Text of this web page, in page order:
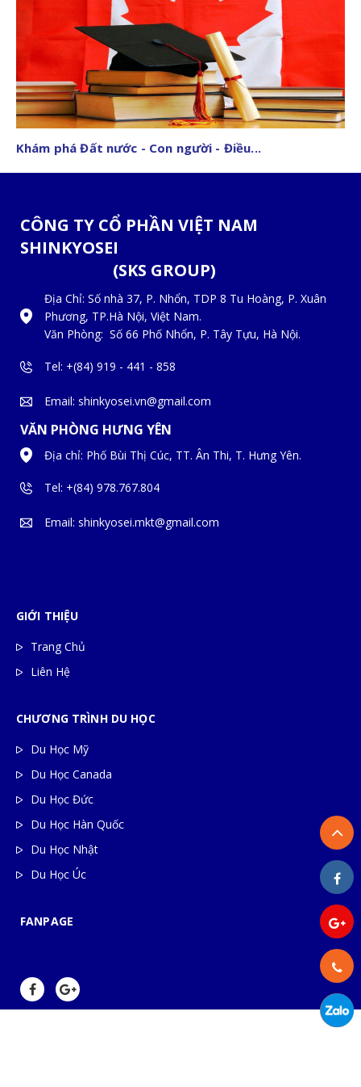
Khám phá Đất nước - Con người - Điều...
CÔNG TY CỔ PHẦN VIỆT NAM
SHINKYOSEI
(SKS GROUP)
Địa Chỉ: Số nhà 37, P. Nhổn, TDP 8 Tu Hoàng, P. Xuân
Phương, TP.Hà Nội, Việt Nam.
Văn Phòng: Số 66 Phố Nhổn, P. Tây Tựu, Hà Nội.
Tel: +(84) 919 - 441 - 858
Email: shinkyosei.vn@gmail.com
VĂN PHÒNG HƯNG YÊN
Địa chỉ: Phố Bùi Thị Cúc, TT. Ân Thi, T. Hưng Yên.
Tel: +(84) 978.767.804
Email: shinkyosei.mkt@gmail.com
GIỚI THIỆU
Trang Chủ
Liên Hệ
CHƯƠNG TRÌNH DU HỌC
Du Học Mỹ
Du Học Canada
Du Học Đức
Du Học Hàn Quốc
Du Học Nhật
Du Học Úc
FANPAGE